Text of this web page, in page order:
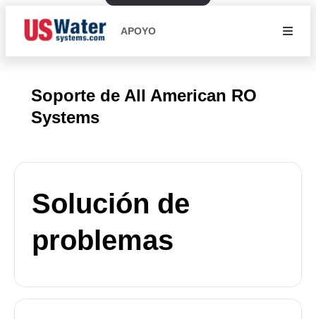
APOYO
Soporte de All American RO
Systems
Solución de
problemas